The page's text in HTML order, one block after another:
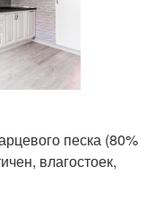
песка (80%
влагостоек,